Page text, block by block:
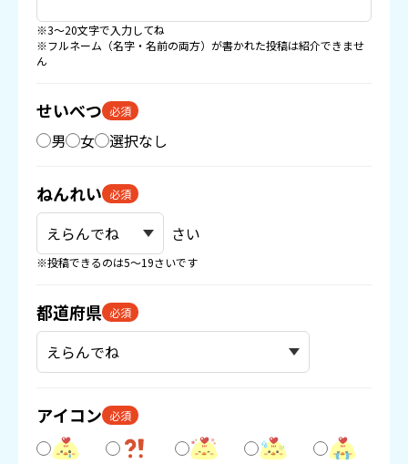
※3〜20文字で入力してね
※フルネーム（名字・名前の両方）が書かれた投稿は紹介できませ
ん
せいべつ 必須
男 女 選択なし
ねんれい 必須
さい
※投稿できるのは5〜19さいです
都道府県 必須
アイコン 必須